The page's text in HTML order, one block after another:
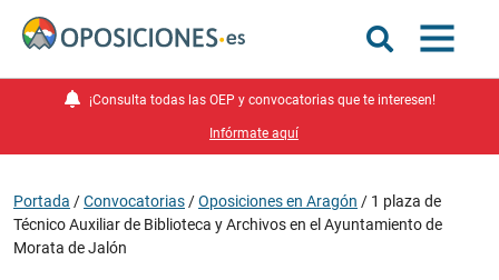
¡Consulta todas las OEP y convocatorias que te interesen!
Infórmate aquí
Portada /Convocatorias /Oposiciones en Aragón / 1 plaza de
Técnico Auxiliar de Biblioteca y Archivos en el Ayuntamiento de
Morata de Jalón